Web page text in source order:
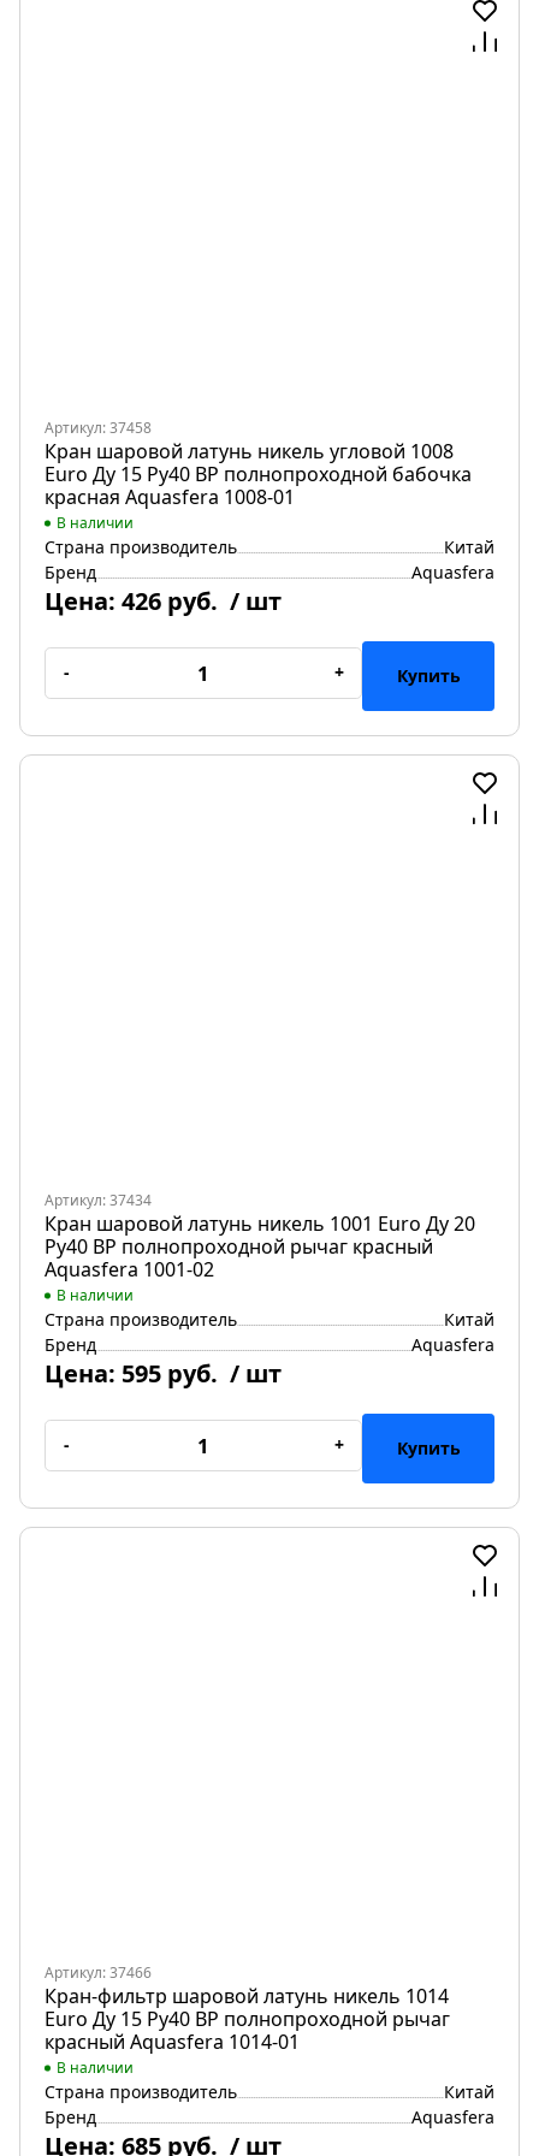
Артикул: 37458
Кран шаровой латунь никель угловой 1008
Euro Ду 15 Ру40 ВР полнопроходной бабочка
красная Aquasfera 1008-01
В наличии
Страна производитель
Китай
Бренд
Aquasfera
Цена: 426 руб. / шт
- + Купить
Артикул: 37434
Кран шаровой латунь никель 1001 Euro Ду 20
Ру40 ВР полнопроходной рычаг красный
Aquasfera 1001-02
В наличии
Страна производитель
Китай
Бренд
Aquasfera
Цена: 595 руб. / шт
- + Купить
Артикул: 37466
Кран-фильтр шаровой латунь никель 1014
Euro Ду 15 Ру40 ВР полнопроходной рычаг
красный Aquasfera 1014-01
В наличии
Страна производитель
Китай
Бренд
Aquasfera
Цена: 685 руб. / шт